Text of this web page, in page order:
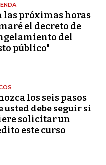
las próximas horas
el decreto de
del
público"
los seis pasos
usted debe seguir si
solicitar un
este curso